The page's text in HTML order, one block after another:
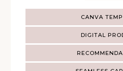
CANVA
DIGITAL